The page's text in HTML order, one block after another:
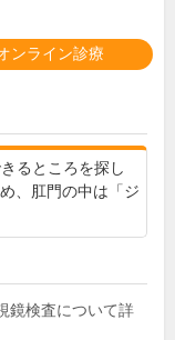
ンライン診療
るところを探し
、肛門の中は「ジ
鏡検査について詳